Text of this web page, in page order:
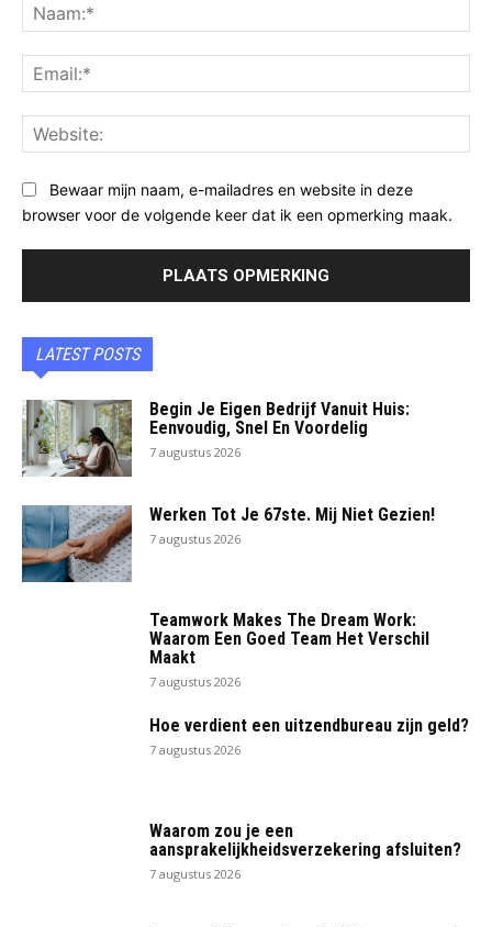
Bewaar mijn naam, e-mailadres en website in deze
browser voor de volgende keer dat ik een opmerking maak.
LATEST POSTS
Begin Je Eigen Bedrijf Vanuit Huis:
Eenvoudig, Snel En Voordelig
7 augustus 2026
Werken Tot Je 67ste. Mij Niet Gezien!
7 augustus 2026
Teamwork Makes The Dream Work:
Waarom Een Goed Team Het Verschil
Maakt
7 augustus 2026
Hoe verdient een uitzendbureau zijn geld?
7 augustus 2026
Waarom zou je een
aansprakelijkheidsverzekering afsluiten?
7 augustus 2026